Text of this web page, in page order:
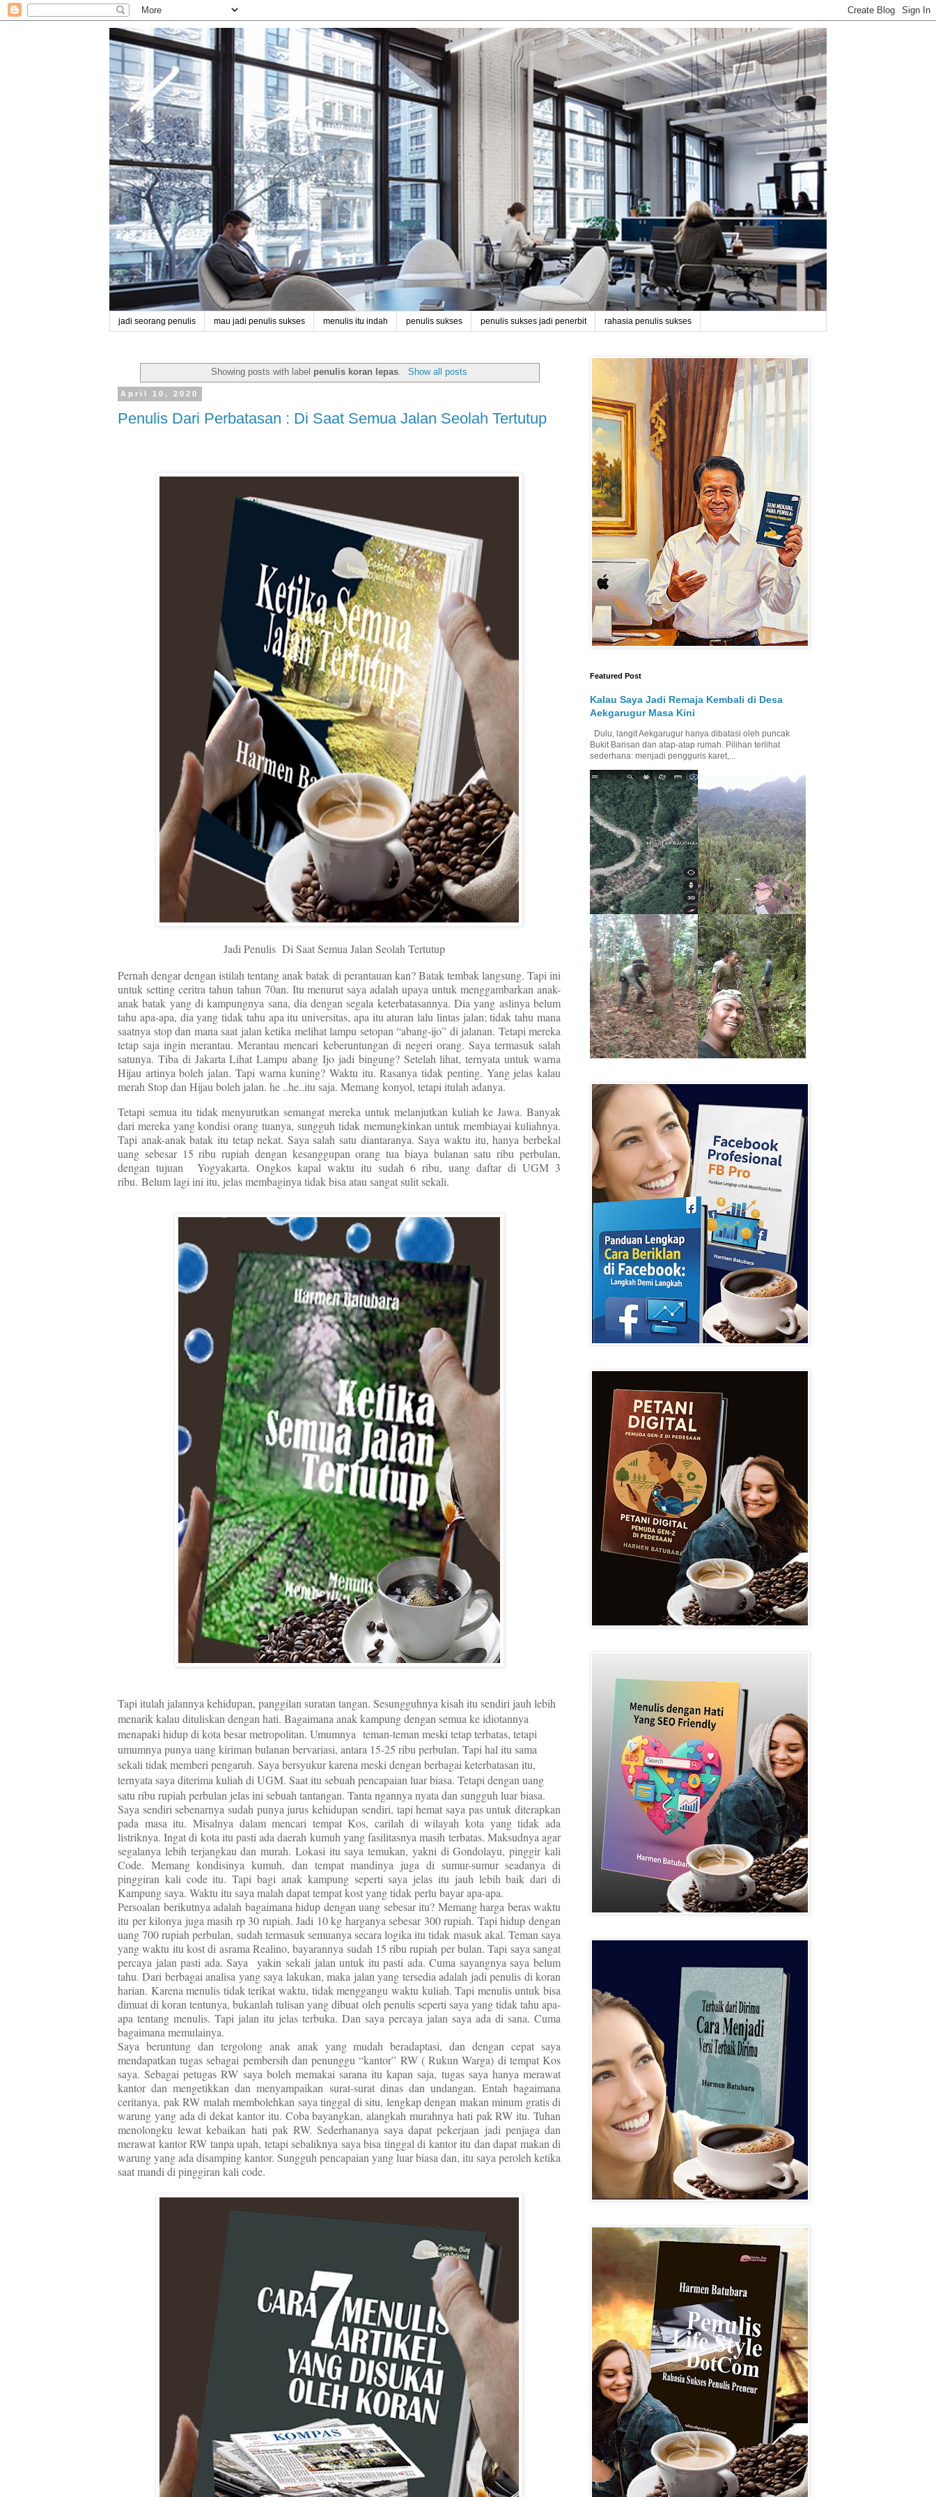
jadi seorang penulis mau jadi penulis sukses menulis itu indah penulis sukses penulis sukses jadi penerbit rahasia penulis sukses
Showing posts with label penulis koran lepas. Show all posts
April 10, 2020
Penulis Dari Perbatasan : Di Saat Semua Jalan Seolah Tertutup
Jadi Penulis Di Saat Semua Jalan Seolah Tertutup
Pernah dengar dengan istilah tentang anak batak di perantauan kan? Batak tembak langsung. Tapi ini
untuk setting ceritra tahun tahun 70an. Itu menurut saya adalah upaya untuk menggambarkan anak-
anak batak yang di kampungnya sana, dia dengan segala keterbatasannya. Dia yang aslinya belum
tahu apa-apa, dia yang tidak tahu apa itu universitas, apa itu aturan lalu lintas jalan; tidak tahu mana
saatnya stop dan mana saat jalan ketika melihat lampu setopan “abang-ijo” di jalanan. Tetapi mereka
tetap saja ingin merantau. Merantau mencari keberuntungan di negeri orang. Saya termasuk salah
satunya. Tiba di Jakarta Lihat Lampu abang Ijo jadi bingung? Setelah lihat, ternyata untuk warna
Hijau artinya boleh jalan. Tapi warna kuning? Waktu itu. Rasanya tidak penting. Yang jelas kalau
merah Stop dan Hijau boleh jalan. he ..he..itu saja. Memang konyol, tetapi itulah adanya.
Tetapi semua itu tidak menyurutkan semangat mereka untuk melanjutkan kuliah ke Jawa. Banyak
dari mereka yang kondisi orang tuanya, sungguh tidak memungkinkan untuk membiayai kuliahnya.
Tapi anak-anak batak itu tetap nekat. Saya salah satu diantaranya. Saya waktu itu, hanya berbekal
uang sebesar 15 ribu rupiah dengan kesanggupan orang tua biaya bulanan satu ribu perbulan,
dengan tujuan Yogyakarta. Ongkos kapal waktu itu sudah 6 ribu, uang daftar di UGM 3
ribu. Belum lagi ini itu, jelas membaginya tidak bisa atau sangat sulit sekali.
Tapi itulah jalannya kehidupan, panggilan suratan tangan. Sesungguhnya kisah itu sendiri jauh lebih
menarik kalau dituliskan dengan hati. Bagaimana anak kampung dengan semua ke idiotannya
menapaki hidup di kota besar metropolitan. Umumnya teman-teman meski tetap terbatas, tetapi
umumnya punya uang kiriman bulanan bervariasi, antara 15-25 ribu perbulan. Tapi hal itu sama
sekali tidak memberi pengaruh. Saya bersyukur karena meski dengan berbagai keterbatasan itu,
ternyata saya diterima kuliah di UGM. Saat itu sebuah pencapaian luar biasa. Tetapi dengan uang
satu ribu rupiah perbulan jelas ini sebuah tantangan. Tanta ngannya nyata dan sungguh luar biasa.
Saya sendiri sebenarnya sudah punya jurus kehidupan sendiri, tapi hemat saya pas untuk diterapkan
pada masa itu. Misalnya dalam mencari tempat Kos, carilah di wilayah kota yang tidak ada
listriknya. Ingat di kota itu pasti ada daerah kumuh yang fasilitasnya masih terbatas. Maksudnya agar
segalanya lebih terjangkau dan murah. Lokasi itu saya temukan, yakni di Gondolayu, pinggir kali
Code. Memang kondisinya kumuh, dan tempat mandinya juga di sumur-sumur seadanya di
pinggiran kali code itu. Tapi bagi anak kampung seperti saya jelas itu jauh lebih baik dari di
Kampung saya. Waktu itu saya malah dapat tempat kost yang tidak perlu bayar apa-apa.
Persoalan berikutnya adalah bagaimana hidup dengan uang sebesar itu? Memang harga beras waktu
itu per kilonya juga masih rp 30 rupiah. Jadi 10 kg harganya sebesar 300 rupiah. Tapi hidup dengan
uang 700 rupiah perbulan, sudah termasuk semuanya secara logika itu tidak masuk akal. Teman saya
yang waktu itu kost di asrama Realino, bayarannya sudah 15 ribu rupiah per bulan. Tapi saya sangat
percaya jalan pasti ada. Saya yakin sekali jalan untuk itu pasti ada. Cuma sayangnya saya belum
tahu. Dari berbagai analisa yang saya lakukan, maka jalan yang tersedia adalah jadi penulis di koran
harian. Karena menulis tidak terikat waktu, tidak menggangu waktu kuliah. Tapi menulis untuk bisa
dimuat di koran tentunya, bukanlah tulisan yang dibuat oleh penulis seperti saya yang tidak tahu apa-
apa tentang menulis. Tapi jalan itu jelas terbuka. Dan saya percaya jalan saya ada di sana. Cuma
bagaimana memulainya.
Saya beruntung dan tergolong anak anak yang mudah beradaptasi, dan dengan cepat saya
mendapatkan tugas sebagai pembersih dan penunggu “kantor” RW ( Rukun Warga) di tempat Kos
saya. Sebagai petugas RW saya boleh memakai sarana itu kapan saja, tugas saya hanya merawat
kantor dan mengetikkan dan menyampaikan surat-surat dinas dan undangan. Entah bagaimana
ceritanya, pak RW malah membolehkan saya tinggal di situ, lengkap dengan makan minum gratis di
warung yang ada di dekat kantor itu. Coba bayangkan, alangkah murahnya hati pak RW itu. Tuhan
menolongku lewat kebaikan hati pak RW. Sederhananya saya dapat pekerjaan jadi penjaga dan
merawat kantor RW tanpa upah, tetapi sebaliknya saya bisa tinggal di kantor itu dan dapat makan di
warung yang ada disamping kantor. Sungguh pencapaian yang luar biasa dan, itu saya peroleh ketika
saat mandi di pinggiran kali code.
Featured Post
Kalau Saya Jadi Remaja Kembali di Desa
Aekgarugur Masa Kini
Dulu, langit Aekgarugur hanya dibatasi oleh puncak
Bukit Barisan dan atap-atap rumah. Pilihan terlihat
sederhana: menjadi pengguris karet,...